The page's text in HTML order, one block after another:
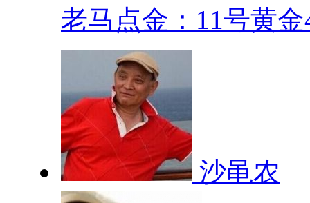
老马点金：11号黄金
沙黾农